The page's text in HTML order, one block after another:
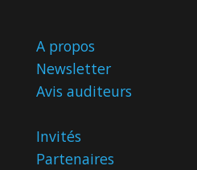
A propos
Newsletter
Avis auditeurs
Invités
Partenaires